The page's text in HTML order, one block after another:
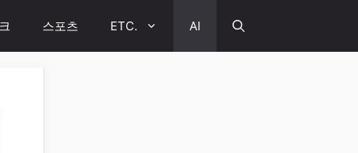
스포츠 ETC. AI